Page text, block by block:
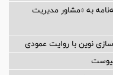
به «مشاور مدیریت
نوین با روایت عمودی